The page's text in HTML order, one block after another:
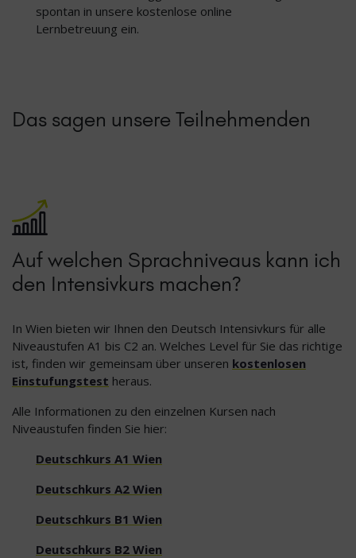
spontan in unsere kostenlose online
Lernbetreuung ein.
Das sagen unsere Teilnehmenden
Auf welchen Sprachniveaus kann ich
den Intensivkurs machen?
In Wien bieten wir Ihnen den Deutsch Intensivkurs für alle
Niveaustufen A1 bis C2 an. Welches Level für Sie das richtige
ist, finden wir gemeinsam über unseren kostenlosen
Einstufungstest heraus.
Alle Informationen zu den einzelnen Kursen nach
Niveaustufen finden Sie hier:
Deutschkurs A1 Wien
Deutschkurs A2 Wien
Deutschkurs B1 Wien
Deutschkurs B2 Wien